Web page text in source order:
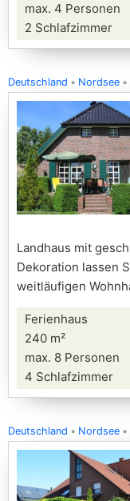
max. 4 Personen
2 Schlafzimmer
Deutschland Nordsee
Landhaus mit
Dekoration lassen
weitläufigen
Ferienhaus
240 m²
max. 8 Personen
4 Schlafzimmer
Deutschland Nordsee